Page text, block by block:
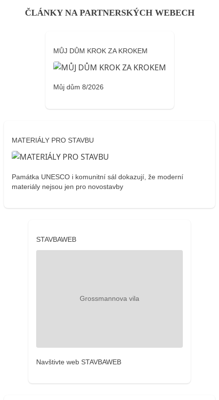
ČLÁNKY NA PARTNERSKÝCH WEBECH
MŮJ DŮM KROK ZA KROKEM
Můj dům 8/2026
MATERIÁLY PRO STAVBU
Památka UNESCO i komunitní sál dokazují, že moderní
materiály nejsou jen pro novostavby
STAVBAWEB
Navštivte web STAVBAWEB